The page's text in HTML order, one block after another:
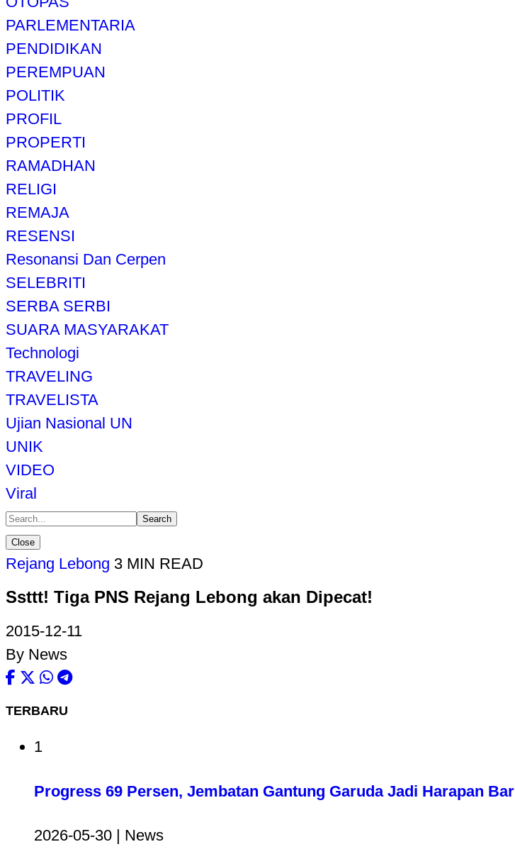
PARLEMENTARIA
PENDIDIKAN
PEREMPUAN
POLITIK
PROFIL
PROPERTI
RAMADHAN
RELIGI
REMAJA
RESENSI
Resonansi Dan Cerpen
SELEBRITI
SERBA SERBI
SUARA MASYARAKAT
Technologi
TRAVELING
TRAVELISTA
Ujian Nasional UN
UNIK
VIDEO
Viral
Search
Close
Rejang Lebong 3 MIN READ
Ssttt! Tiga PNS Rejang Lebong akan Dipecat!
2015-12-11
By News
TERBARU
1
Progress 69 Persen, Jembatan Gantung Garuda Jadi Harapan
2026-05-30 | News